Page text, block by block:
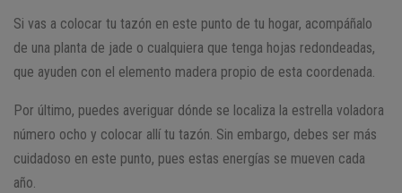
Si vas a colocar tu tazón en este punto de tu hogar, acompáñalo
de una planta de jade o cualquiera que tenga hojas redondeadas,
que ayuden con el elemento madera propio de esta coordenada.
Por último, puedes averiguar dónde se localiza la estrella voladora
número ocho y colocar allí tu tazón. Sin embargo, debes ser más
cuidadoso en este punto, pues estas energías se mueven cada
año.